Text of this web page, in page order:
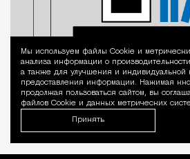
Мы используем файлы Сookie и
анализа информации о
а также для улучшения и индивидуальной
предоставления информации. Нажимая
продолжая пользоваться сайтом, вы
файлов Cookie и данных метрических
Принять